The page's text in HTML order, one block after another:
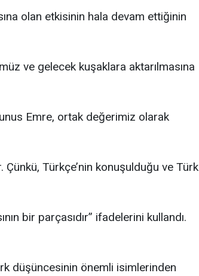
olan etkisinin hala devam ettiğinin
ve gelecek kuşaklara aktarılmasına
Emre, ortak değerimiz olarak
Türkçe’nin konuşulduğu ve Türk
bir parçasıdır” ifadelerini kullandı.
düşüncesinin önemli isimlerinden